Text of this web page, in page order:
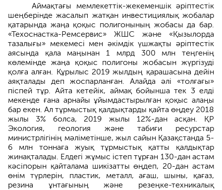
Аймақтағы мемлекеттік-жекеменшік әріптестік
шеңберінде жасалып жатқан инвестициялық жобалар
қатарында жаңа қоқыс полигонының жобасы да бар.
«Техоснастка-Ремсервис» ЖШС және «Қызылорда
тазалығы» мекемесі мен әкімдік үшжақты әріптестік
аясында қала маңынан 1 млрд 300 млн теңгенің
көлемінде жаңа қоқыс полигоны жобасын жүргізуді
қолға алған. Құрылыс 2019 жылдың қарашасына дейін
аяқталады деп жоспарланған. Алайда әлі «толғағы»
піспей тұр. Айта кетейік, аймақ бойынша тек 3 елді
мекенде ғана арнайы ұйымдастырылған қоқыс алаңы
бар екен. Ал тұрмыстық қалдықтарды қайта өңдеу 2018
жылы 3% болса, 2019 жылы 12%-дан асқан. ҚР
Экология, геология және табиғи ресурстар
министрлігінің мәліметінше, жыл сайын Қазақстанда 5-
6 млн тоннаға жуық тұрмыстық қатты қалдықтар
жинақталады. Елдегі жұмыс істеп тұрған 130-дан астам
кәсіпорын қайталама шикізатты өңдеп, 20-дан астам
өнім түрлерін, пластик, металл, ағаш, шыны, қағаз,
резина ұнтағының және резеңке-техникалық